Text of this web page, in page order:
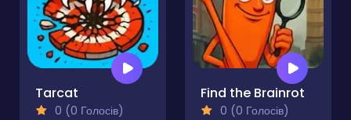
Tarcat
0 (0 Голосів)
Find the Brainrot
0 (0 Голосів)